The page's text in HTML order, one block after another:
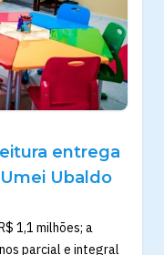
entrega
Ubaldo
1,1 milhões; a
parcial e integral